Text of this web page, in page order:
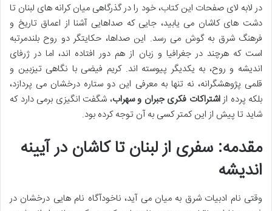
در لابه لای صفحات این کتاب، خود را در گذرگاهی میان کرانه های لبنان تا
دشت های کاشان می یابید، جایی که صداهایی آشنا از اعماق تاریخ و
فرهنگ شرق به گوش می رسد. این صداها، حکایتگر دو روح بلندمرتبه
است که هرچند در جغرافیا و زبان از هم دور افتاده اند، اما در ژرفای
اندیشه و روح، به یکدیگر پیوسته اند. کریم فیضی با نگاهی تیزبین و
قلمی پژوهشگرانه، نه تنها به معرفی این دو ستاره درخشان می پردازد،
بلکه پرده ازاشتراکات فکری جبران و سهراب، شگفت انگیزی برمی دارد که
شاید تا پیش از این کمتر کسی به آن توجه کرده بود.
مقدمه: سفری از لبنان تا کاشان در آیینه
اندیشه
وقتی نام ادبیات شرق به میان می آید، ناخودآگاه نام هایی درخشان در